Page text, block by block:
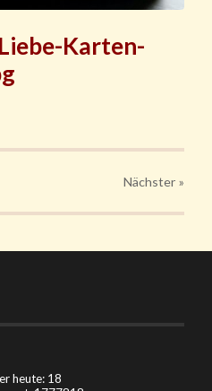
Karten-
Nächster »
heute: 18